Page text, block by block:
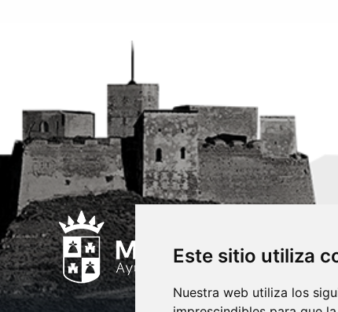
Este sitio utiliza
Nuestra web utiliza los